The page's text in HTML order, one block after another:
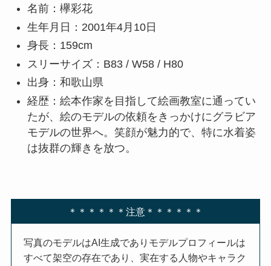
名前：欅彩花
生年月日：2001年4月10日
身長：159cm
スリーサイズ：B83 / W58 / H80
出身：和歌山県
経歴：絵本作家を目指して絵画教室に通ってい
たが、絵のモデルの依頼をきっかけにグラビア
モデルの世界へ。笑顔が魅力的で、特に水着姿
は抜群の輝きを放つ。
＊＊＊＊＊＊注意＊＊＊＊＊＊
写真のモデルはAI生成でありモデルプロフィールは
すべて架空の存在であり、実在する人物やキャラク